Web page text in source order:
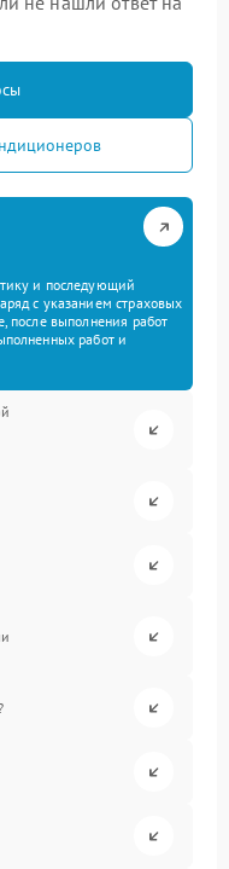
и последующий
с указанием страховых
после выполнения работ
работ и